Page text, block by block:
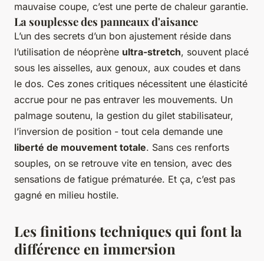
mauvaise coupe, c’est une perte de chaleur garantie.
La souplesse des panneaux d'aisance
L’un des secrets d’un bon ajustement réside dans
l’utilisation de néoprène ultra-stretch, souvent placé
sous les aisselles, aux genoux, aux coudes et dans
le dos. Ces zones critiques nécessitent une élasticité
accrue pour ne pas entraver les mouvements. Un
palmage soutenu, la gestion du gilet stabilisateur,
l’inversion de position - tout cela demande une
liberté de mouvement totale. Sans ces renforts
souples, on se retrouve vite en tension, avec des
sensations de fatigue prématurée. Et ça, c’est pas
gagné en milieu hostile.
Les finitions techniques qui font la
différence en immersion